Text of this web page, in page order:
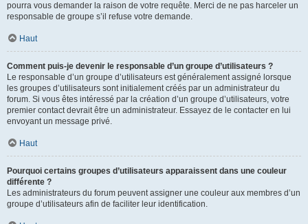
pourra vous demander la raison de votre requête. Merci de ne pas harceler un
responsable de groupe s’il refuse votre demande.
Haut
Comment puis-je devenir le responsable d’un groupe d’utilisateurs ?
Le responsable d’un groupe d’utilisateurs est généralement assigné lorsque
les groupes d’utilisateurs sont initialement créés par un administrateur du
forum. Si vous êtes intéressé par la création d’un groupe d’utilisateurs, votre
premier contact devrait être un administrateur. Essayez de le contacter en lui
envoyant un message privé.
Haut
Pourquoi certains groupes d’utilisateurs apparaissent dans une couleur
différente ?
Les administrateurs du forum peuvent assigner une couleur aux membres d’un
groupe d’utilisateurs afin de faciliter leur identification.